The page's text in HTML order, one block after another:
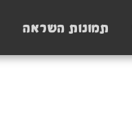
תמונות השראה